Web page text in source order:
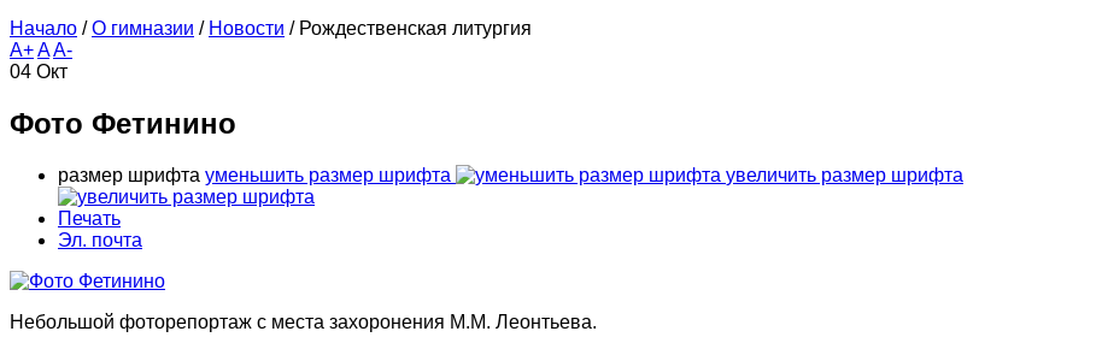
Начало / О гимназии / Новости / Рождественская литургия
A+AA-
04 Окт
Фото Фетинино
размер шрифта уменьшить размер шрифта увеличить размер шрифта
Печать
Эл. почта
Небольшой фоторепортаж с места захоронения М.М. Леонтьева.